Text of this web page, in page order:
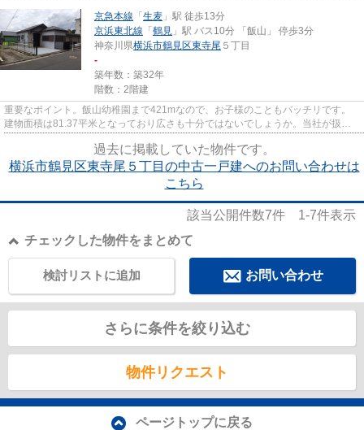
京急本線 「 生麦 」駅 徒歩13分
京浜東北線 「 鶴見 」駅 バス10分 「飯山」 停歩3分
神奈川県横浜市鶴見区東寺尾 ５丁目
-
築年数：築32年
階数：2階建
重要なポイント。飯山幼稚園まで421mなので、お子様のこともバッチリです。
建物面積は81.37平米となっており広さも十分ではないでしょうか。当社が扱う
過去に掲載していた物件です。
横浜市鶴見区東寺尾５丁目の中古一戸建へのお問い合わせは
こちら
該当公開件数7件 1-7件表示
チェックした物件をまとめて
お問い合わせ
検討リストに追加
さらに条件を絞り込む
物件リクエスト
ページトップに戻る